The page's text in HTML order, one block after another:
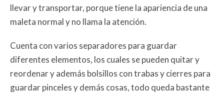
llevar y transportar, porque tiene la apariencia de una
maleta normal y no llama la atención.
Cuenta con varios separadores para guardar
diferentes elementos, los cuales se pueden quitar y
reordenar y además bolsillos con trabas y cierres para
guardar pinceles y demás cosas, todo queda bastante